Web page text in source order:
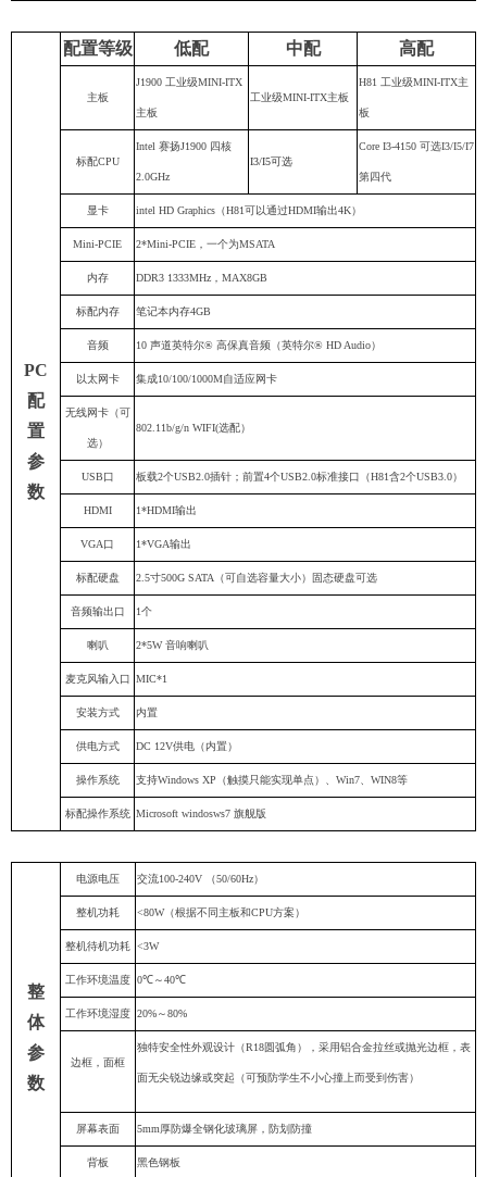
PC
配
置
参
数
配置等级 低配 中配 高配
主板
J1900 工业级MINI-ITX
主板
工业级MINI-ITX主板
H81 工业级MINI-ITX主
板
标配CPU
Intel 赛扬J1900 四核
2.0GHz
I3/I5可选
Core I3-4150 可选I3/I5/I7
第四代
显卡 intel HD Graphics（H81可以通过HDMI输出4K）
Mini-PCIE 2*Mini-PCIE，一个为MSATA
内存 DDR3 1333MHz，MAX8GB
标配内存 笔记本内存4GB
音频 10 声道英特尔® 高保真音频（英特尔® HD Audio）
以太网卡 集成10/100/1000M自适应网卡
无线网卡（可
选）
802.11b/g/n WIFI(选配）
USB口 板载2个USB2.0插针；前置4个USB2.0标准接口（H81含2个USB3.0）
HDMI 1*HDMI输出
VGA口 1*VGA输出
标配硬盘 2.5寸500G SATA（可自选容量大小）固态硬盘可选
音频输出口 1个
喇叭 2*5W 音响喇叭
麦克风输入口 MIC*1
安装方式 内置
供电方式 DC 12V供电（内置）
操作系统 支持Windows XP（触摸只能实现单点）、Win7、WIN8等
标配操作系统 Microsoft windosws7 旗舰版
整
体
参
数
电源电压 交流100-240V （50/60Hz）
整机功耗 <80W（根据不同主板和CPU方案）
整机待机功耗 <3W
工作环境温度 0℃～40℃
工作环境湿度 20%～80%
边框，面框
独特安全性外观设计（R18圆弧角），采用铝合金拉丝或抛光边框，表
面无尖锐边缘或突起（可预防学生不小心撞上而受到伤害）
屏幕表面 5mm厚防爆全钢化玻璃屏，防划防撞
背板 黑色钢板